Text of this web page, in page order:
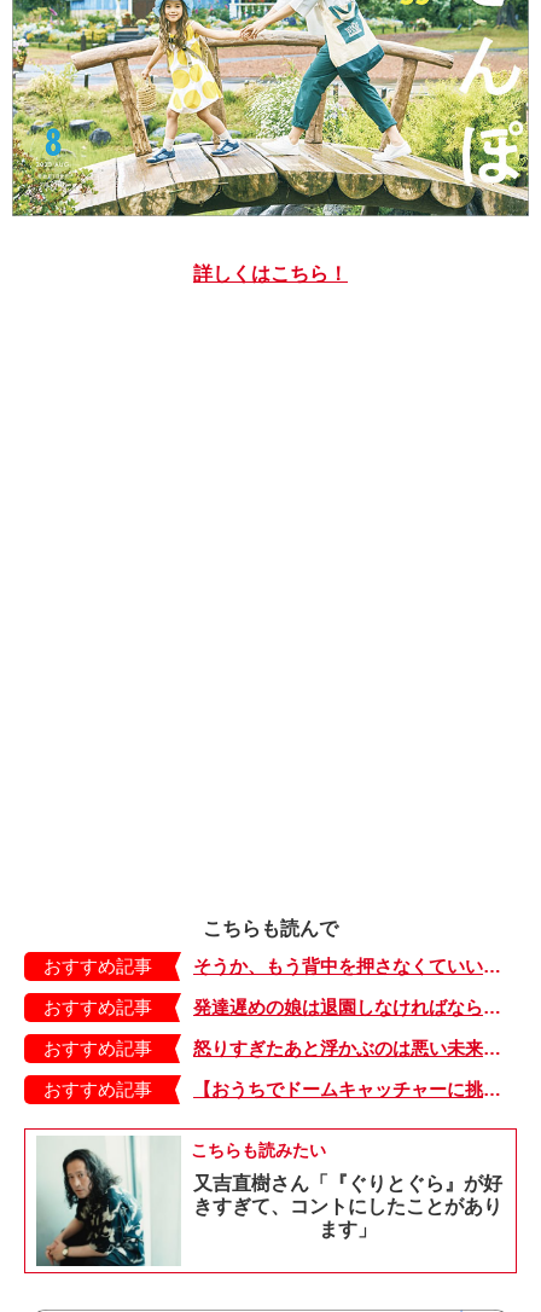
詳しくはこちら！
こちらも読んで
おすすめ記事
そうか、もう背中を押さなくていいのか…子どもの成長はうれしいけどさびしい【耳がきこえないママときこえるムスメのおはなし。51】
おすすめ記事
発達遅めの娘は退園しなければならないかもしれない……登園しぶりの原因は？【はれときどきにわとり・30】
おすすめ記事
怒りすぎたあと浮かぶのは悪い未来ばかり。落ち込む母に息子がかけた言葉【むすこと私のやんごとなき日常・25】
おすすめ記事
【おうちでドームキャッチャーに挑戦だ】アンパンマン わくわくドームキャッチャー
こちらも読みたい
又吉直樹さん「『ぐりとぐら』が好
きすぎて、コントにしたことがあり
ます」